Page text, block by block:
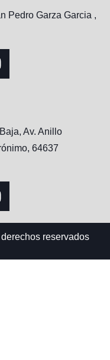
Pedro Garza Garcia ,
Av. Anillo
64637
reservados